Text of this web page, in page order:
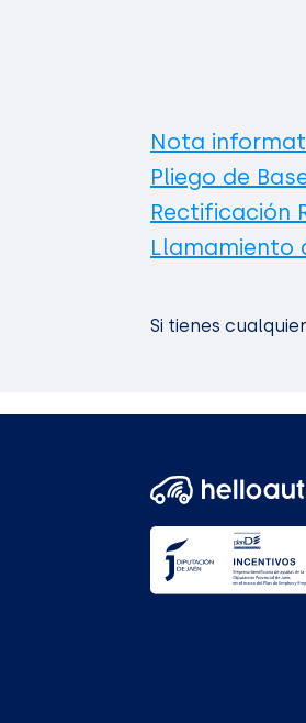
Nota
Pliego de
Rectificación
Llamamiento
Si tienes